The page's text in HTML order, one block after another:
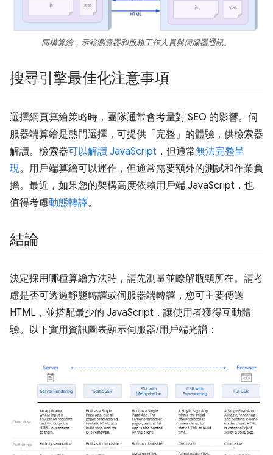
同構算繪，示範瀏覽器和服務工作人員與伺服器通訊。
搜尋引擎最佳化注意事項
選擇網頁算繪策略時，團隊通常會考量對 SEO 的影響。伺
服器端算繪是熱門選擇，可提供「完整」的體驗，供檢索器
解讀。檢索器可以解讀 JavaScript ，但通常無法完整呈
現。用戶端算繪可以運作，但通常需要額外的測試和作業負
擔。最近，如果您的架構高度依賴用戶端 JavaScript，也
值得考慮動態轉譯。
結論
決定採用哪種算繪方法時，請先測量並瞭解瓶頸所在。請考
慮是否可透過靜態轉譯或伺服器端轉譯，您可主要傳送
HTML，並搭配最少的 JavaScript，讓使用者獲得互動體
驗。以下實用資訊圖表顯示伺服器/用戶端光譜：